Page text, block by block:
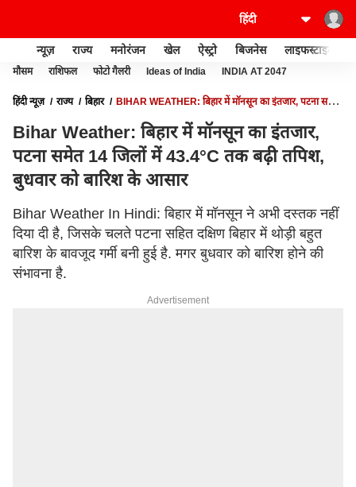
न्यूज़ राज्य मनोरंजन खेल ऐस्ट्रो बिजनेस लाइफस्टाइल
मौसम राशिफल फोटो गैलरी Ideas of India INDIA AT 2047
हिंदी न्यूज़ राज्य बिहार
BIHAR WEATHER: बिहार में मॉनसून का इंतजार, पटना समेत
Bihar Weather: बिहार में मॉनसून का इंतजार,
पटना समेत 14 जिलों में 43.4°C तक बढ़ी तपिश,
बुधवार को बारिश के आसार
Bihar Weather In Hindi: बिहार में मॉनसून ने अभी दस्तक नहीं
दिया दी है, जिसके चलते पटना सहित दक्षिण बिहार में थोड़ी बहुत
बारिश के बावजूद गर्मी बनी हुई है. मगर बुधवार को बारिश होने की
संभावना है.
Advertisement